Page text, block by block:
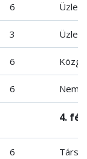
6 Üzleti
3 Üzleti
6
6
4.
6